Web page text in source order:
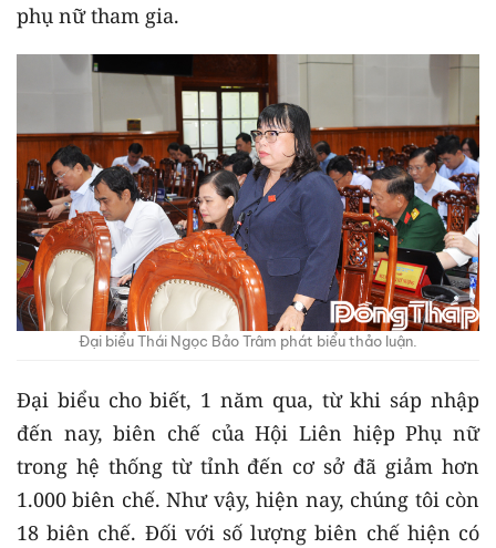
phụ nữ tham gia.
Đại biểu Thái Ngọc Bảo Trâm phát biểu thảo luận.
Đại biểu cho biết, 1 năm qua, từ khi sáp nhập
đến nay, biên chế của Hội Liên hiệp Phụ nữ
trong hệ thống từ tỉnh đến cơ sở đã giảm hơn
1.000 biên chế. Như vậy, hiện nay, chúng tôi còn
18 biên chế. Đối với số lượng biên chế hiện có